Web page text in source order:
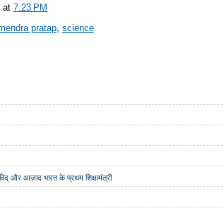
at 7:23 PM
pratap, science
और आज़ाद भारत के प्रथम शिक्षामंत्री